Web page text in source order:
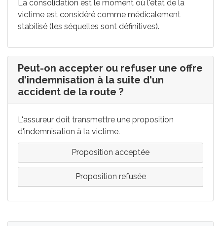
La consolidation est le moment où l'état de la
victime est considéré comme médicalement
stabilisé (les séquelles sont définitives).
Peut-on accepter ou refuser une offre
d'indemnisation à la suite d'un
accident de la route ?
L'assureur doit transmettre une proposition
d'indemnisation à la victime.
Proposition acceptée
Proposition refusée